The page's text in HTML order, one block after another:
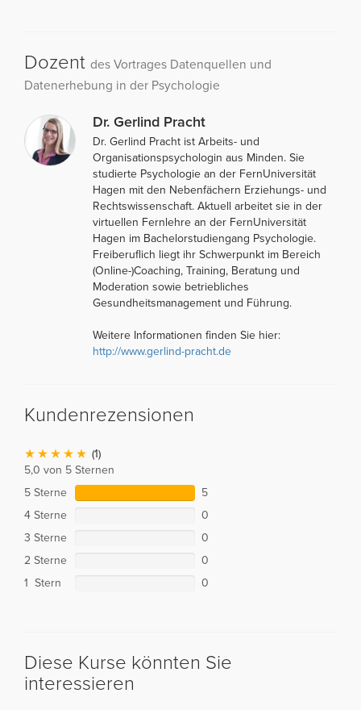
Dozent des Vortrages Datenquellen und
Datenerhebung in der Psychologie
Dr. Gerlind Pracht
Dr. Gerlind Pracht ist Arbeits- und
Organisationspsychologin aus Minden. Sie
studierte Psychologie an der FernUniversität
Hagen mit den Nebenfächern Erziehungs- und
Rechtswissenschaft. Aktuell arbeitet sie in der
virtuellen Fernlehre an der FernUniversität
Hagen im Bachelorstudiengang Psychologie.
Freiberuflich liegt ihr Schwerpunkt im Bereich
(Online-)Coaching, Training, Beratung und
Moderation sowie betriebliches
Gesundheitsmanagement und Führung.
Weitere Informationen finden Sie hier:
http://www.gerlind-pracht.de
Kundenrezensionen
(1)
5,0 von 5 Sternen
5 Sterne
5
4 Sterne
0
3 Sterne
0
2 Sterne
0
1 Stern
0
Diese Kurse könnten Sie
interessieren